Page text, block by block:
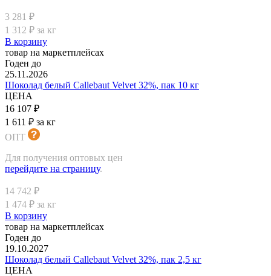
3 281 ₽
1 312 ₽ за кг
В корзину
товар на маркетплейсах
Годен до
25.11.2026
Шоколад белый Callebaut Velvet 32%, пак 10 кг
ЦЕНА
16 107 ₽
1 611 ₽ за кг
ОПТ
Для получения оптовых цен
перейдите на страницу.
14 742 ₽
1 474 ₽ за кг
В корзину
товар на маркетплейсах
Годен до
19.10.2027
Шоколад белый Callebaut Velvet 32%, пак 2,5 кг
ЦЕНА